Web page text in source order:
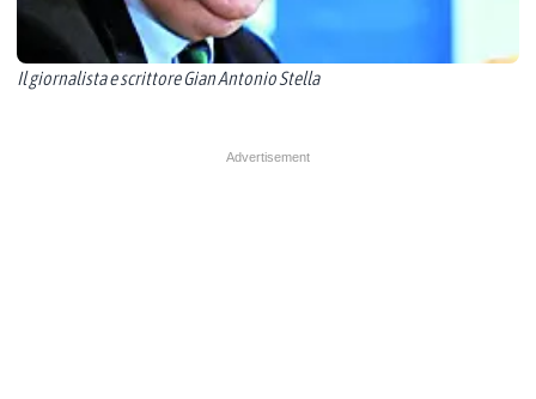
Il giornalista e scrittore Gian Antonio Stella